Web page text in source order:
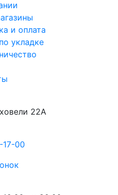
и оплата
укладке
22А
17-00